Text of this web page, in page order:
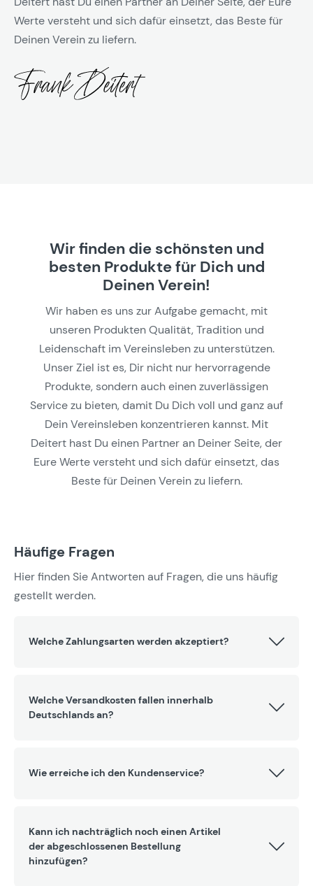
Werte versteht und sich dafür einsetzt, das Beste für
Deinen Verein zu liefern.
Wir finden die schönsten und
besten Produkte für Dich und
Deinen Verein!
Wir haben es uns zur Aufgabe gemacht, mit
unseren Produkten Qualität, Tradition und
Leidenschaft im Vereinsleben zu unterstützen.
Unser Ziel ist es, Dir nicht nur hervorragende
Produkte, sondern auch einen zuverlässigen
Service zu bieten, damit Du Dich voll und ganz auf
Dein Vereinsleben konzentrieren kannst. Mit
Deitert hast Du einen Partner an Deiner Seite, der
Eure Werte versteht und sich dafür einsetzt, das
Beste für Deinen Verein zu liefern.
Häufige Fragen
Hier finden Sie Antworten auf Fragen, die uns häufig
gestellt werden.
Welche Zahlungsarten werden akzeptiert?
Welche Versandkosten fallen innerhalb
Deutschlands an?
Wie erreiche ich den Kundenservice?
Kann ich nachträglich noch einen Artikel
der abgeschlossenen Bestellung
hinzufügen?